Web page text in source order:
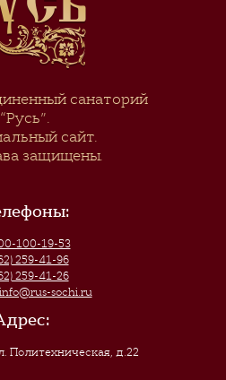
санаторий
“Русь”.
сайт.
защищены.
100-19-53
259-41-96
259-41-26
info@rus-sochi.ru
Политехническая, д.22